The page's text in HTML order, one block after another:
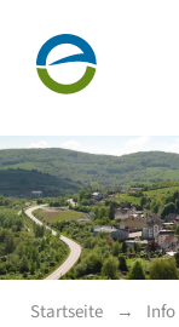
Navigation
Startseite Info